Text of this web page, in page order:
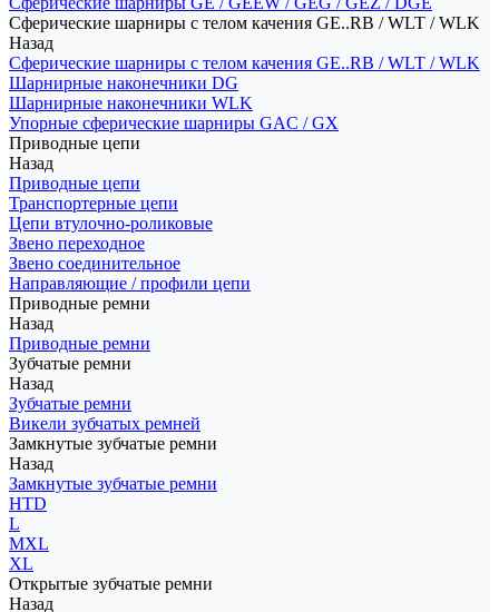
Сферические шарниры с телом качения GE..RB / WLT / WLK
Назад
Сферические шарниры с телом качения GE..RB / WLT / WLK
Шарнирные наконечники DG
Шарнирные наконечники WLK
Упорные сферические шарниры GAC / GX
Приводные цепи
Назад
Приводные цепи
Транспортерные цепи
Цепи втулочно-роликовые
Звено переходное
Звено соединительное
Направляющие / профили цепи
Приводные ремни
Назад
Приводные ремни
Зубчатые ремни
Назад
Зубчатые ремни
Викели зубчатых ремней
Замкнутые зубчатые ремни
Назад
Замкнутые зубчатые ремни
HTD
L
MXL
XL
Открытые зубчатые ремни
Назад